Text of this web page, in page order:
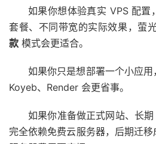
如果你想体验真实 VPS 配置
套餐、不同带宽的实际效果，萤
款 模式会更适合。
如果你只是想部署一个小应用
Koyeb、Render 会更省事。
如果你准备做正式网站、长
完全依赖免费云服务器，后期迁